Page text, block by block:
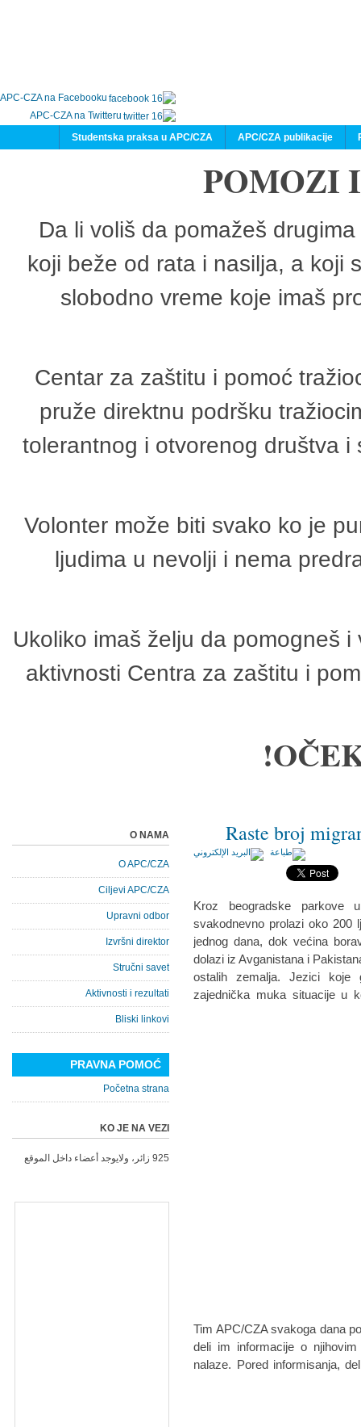
APC-CZA na Facebooku
APC-CZA na Twitteru
APC/CZA publikacije
Studentska praksa u APC/CZA
POMOZI
Da li voliš da pomažeš
koji beže od rata i nasilja, a koji
slobodno vreme koje imaš
Centar za zaštitu i pomoć
pruže direktnu podršku
tolerantnog i otvorenog društva
Volonter može biti svako ko je
ljudima u nevolji i nema
Ukoliko imaš želju da pomogneš
aktivnosti Centra za zaštitu i
Raste broj
Kroz beogradske parkove
svakodnevno prolazi oko 200
jednog dana, dok većina
dolazi iz Avganistana i
ostalih zemalja. Jezici
zajednička muka situacije u
Tim APC/CZA svakoga dana
deli im informacije o
nalaze. Pored informisanja,
O NAMA
O APC/CZA
Ciljevi APC/CZA
Upravni odbor
Izvršni direktor
Stručni savet
Aktivnosti i rezultati
Bliski linkovi
PRAVNA POMOĆ
Početna strana
KO JE NA VEZI
925 زائر، ولايوجد أعضاء داخل الموقع